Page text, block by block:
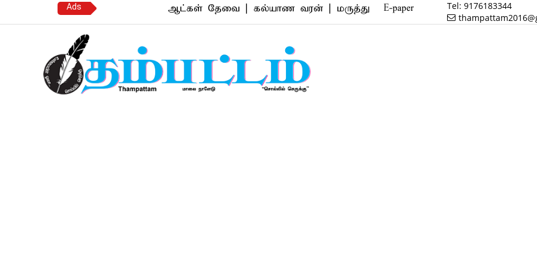
Ads ஆட்கள் தேவை | கல்யாண வரன் | மருத்துவம் | வணிகம் | பைனான்ஸ் | ரியல்
E-paper Tel: 9176183344